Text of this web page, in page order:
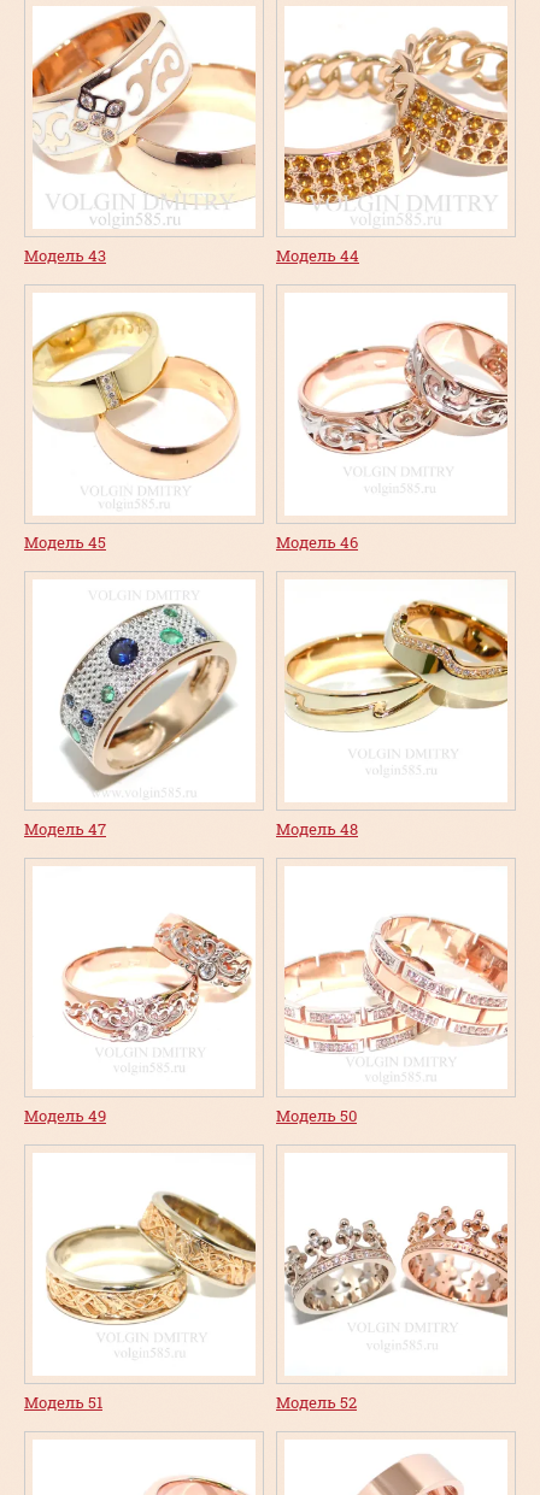
Модель 43 Модель 44
Модель 45 Модель 46
Модель 47 Модель 48
Модель 49 Модель 50
Модель 51 Модель 52